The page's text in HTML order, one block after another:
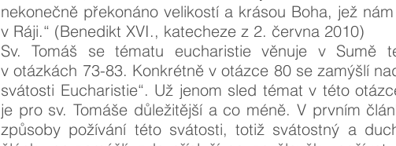
nekonečně překonáno velikostí a krásou Boha, jež
v Ráji.“ (Benedikt XVI., katecheze z 2. června 2010)
Sv. Tomáš se tématu eucharistie věnuje v Sumě
v otázkách 73-83. Konkrétně v otázce 80 se zamýšlí
svátosti Eucharistie“. Už jenom sled témat v této
je pro sv. Tomáše důležitější a co méně. V prvním
způsoby požívání této svátosti, totiž svátostný a